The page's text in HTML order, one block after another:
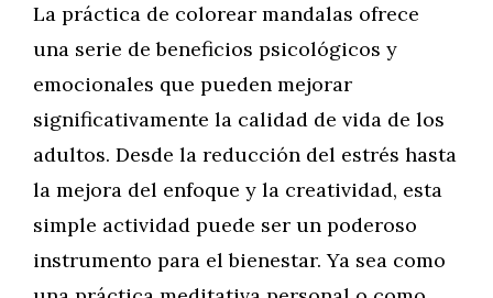
La práctica de colorear mandalas ofrece
una serie de beneficios psicológicos y
emocionales que pueden mejorar
significativamente la calidad de vida de los
adultos. Desde la reducción del estrés hasta
la mejora del enfoque y la creatividad, esta
simple actividad puede ser un poderoso
instrumento para el bienestar. Ya sea como